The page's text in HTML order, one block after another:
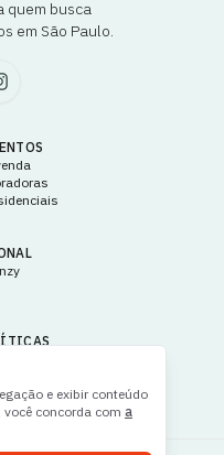
quem busca
em São Paulo.
e exibir conteúdo
concorda com a